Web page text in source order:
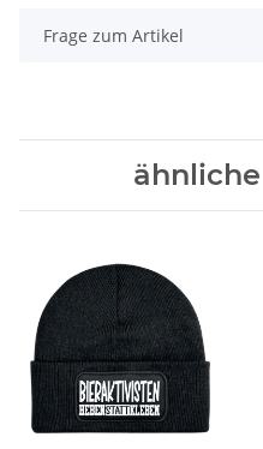
Frage zum Artikel